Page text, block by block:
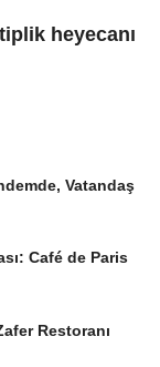
heyecanı
Vatandaş
Café de Paris
Restoranı